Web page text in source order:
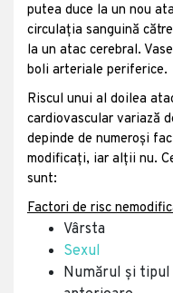
putea duce la un nou
circulația sanguină
la un atac cerebral.
boli arteriale periferice.
Riscul unui al doilea
cardiovascular variază
depinde de numeroși
modificați, iar alții nu.
sunt:
Factori de risc
Vârsta
Sexul
Numărul și